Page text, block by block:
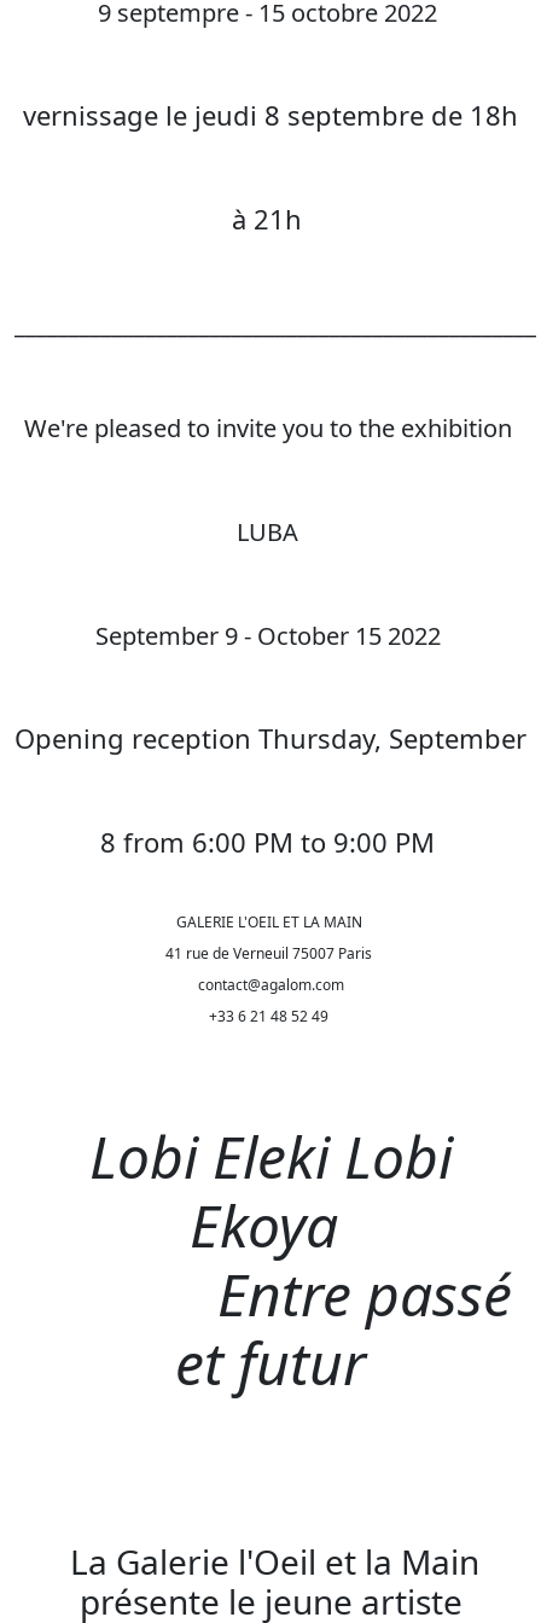
9 septempre - 15 octobre 2022
vernissage le jeudi 8 septembre de 18h
à 21h
We're pleased to invite you to the exhibition
LUBA
September 9 - October 15 2022
Opening reception Thursday, September
8 from 6:00 PM to 9:00 PM
GALERIE L'OEIL ET LA MAIN
41 rue de Verneuil 75007 Paris
contact@agalom.com
+33 6 21 48 52 49
Lobi Eleki Lobi
Ekoya
Entre passé
et futur
La Galerie l'Oeil et la Main
présente le jeune artiste